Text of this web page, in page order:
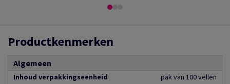
Productkenmerken
Algemeen
Inhoud verpakkingseenheid
pak van 100 vellen